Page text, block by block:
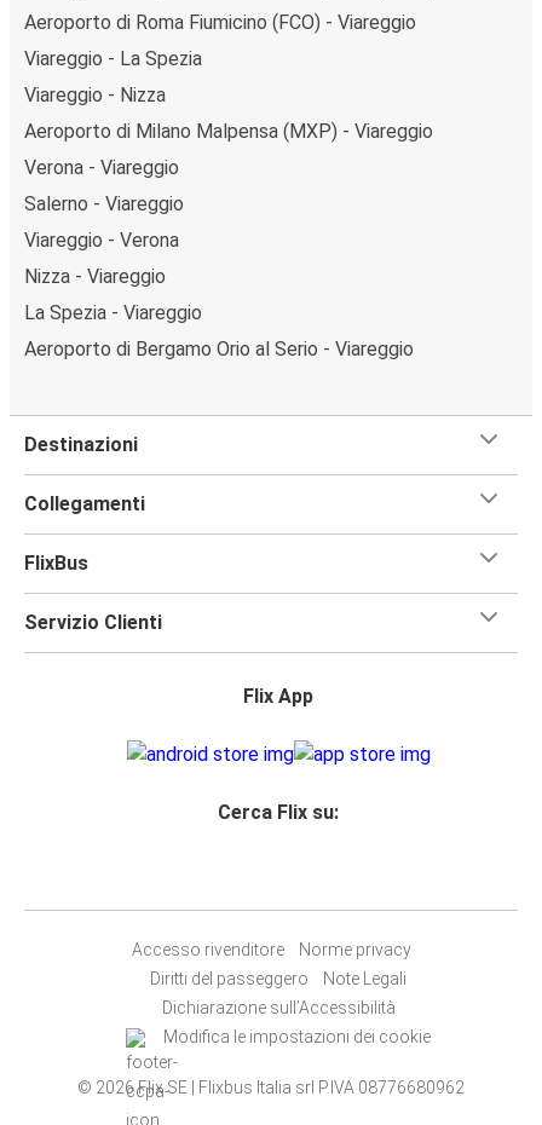
Aeroporto di Roma Fiumicino (FCO) - Viareggio
Viareggio - La Spezia
Viareggio - Nizza
Aeroporto di Milano Malpensa (MXP) - Viareggio
Verona - Viareggio
Salerno - Viareggio
Viareggio - Verona
Nizza - Viareggio
La Spezia - Viareggio
Aeroporto di Bergamo Orio al Serio - Viareggio
Destinazioni
Collegamenti
FlixBus
Servizio Clienti
Flix App
Cerca Flix su:
Accesso rivenditore
Norme privacy
Diritti del passeggero
Note Legali
Dichiarazione sull’Accessibilità
Modifica le impostazioni dei cookie
© 2026 Flix SE | Flixbus Italia srl P.IVA 08776680962